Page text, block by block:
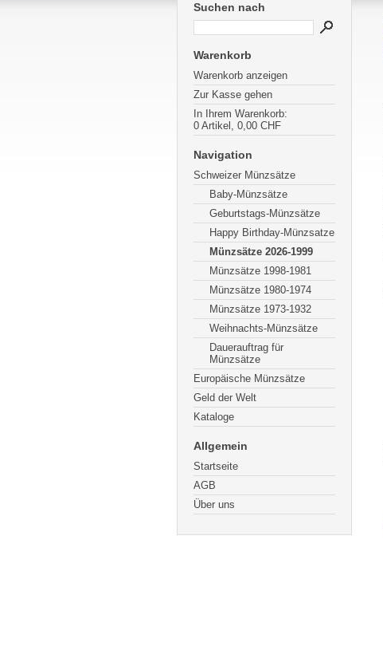
Suchen nach
Warenkorb
Warenkorb anzeigen
Zur Kasse gehen
In Ihrem Warenkorb:
0 Artikel, 0,00 CHF
Navigation
Schweizer Münzsätze
Baby-Münzsätze
Geburtstags-Münzsätze
Happy Birthday-Münzsatze
Münzsätze 2026-1999
Münzsätze 1998-1981
Münzsätze 1980-1974
Münzsätze 1973-1932
Weihnachts-Münzsätze
Dauerauftrag für
Münzsätze
Europäische Münzsätze
Geld der Welt
Kataloge
Allgemein
Startseite
AGB
Über uns